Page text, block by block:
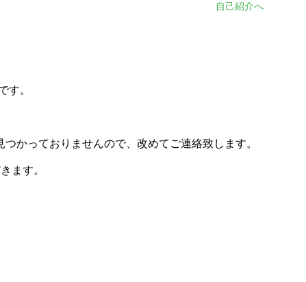
自己紹介へ
す。
かっておりませんので、改めてご連絡致します。
ます。